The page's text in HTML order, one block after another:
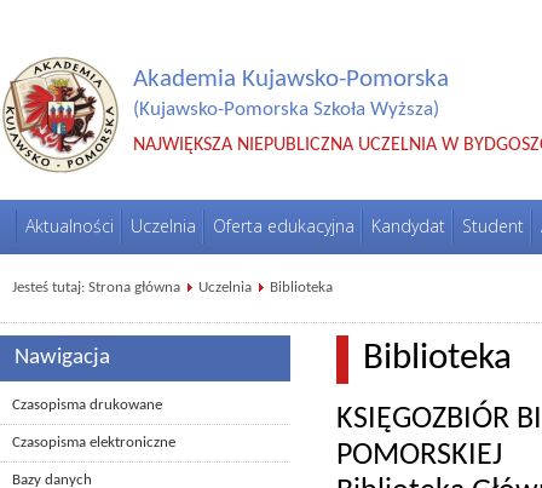
Akademia Kujawsko-Pomorska
(Kujawsko-Pomorska Szkoła Wyższa)
NAJWIĘKSZA NIEPUBLICZNA UCZELNIA W
Aktualności Uczelnia Oferta edukacyjna Kandydat Student
Jesteś tutaj: Strona główna Uczelnia Biblioteka
Nawigacja
Czasopisma drukowane
Czasopisma elektroniczne
Bazy danych
Biblioteka
KSIĘGOZBIÓR
POMORSKIEJ